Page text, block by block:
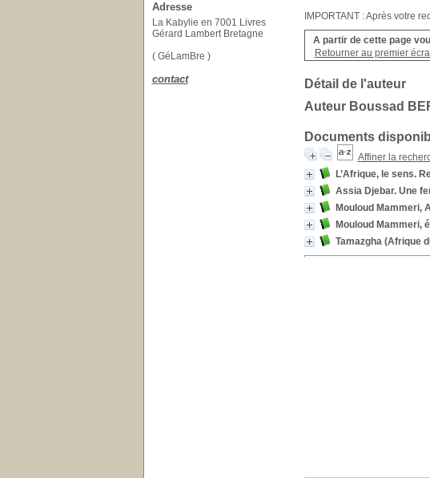
IMPORTANT : Après votre
A partir de cette page
Retourner au premier
Détail de l'auteur
Auteur Boussad
Documents
Affiner la
L’Afrique, le sens.
Assia Djebar. Une
Mouloud Mammeri,
Mouloud Mammeri,
Tamazgha (Afrique
Adresse
La Kabylie en 7001 Livres
Gérard Lambert Bretagne
( GéLamBre )
contact